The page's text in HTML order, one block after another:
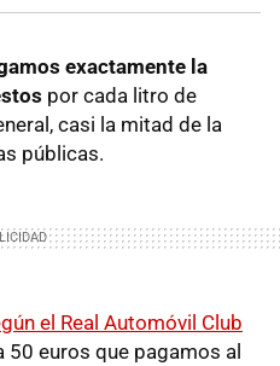
exactamente la
por cada litro de
casi la mitad de la
públicas.
el Real Automóvil Club
50 euros que pagamos al